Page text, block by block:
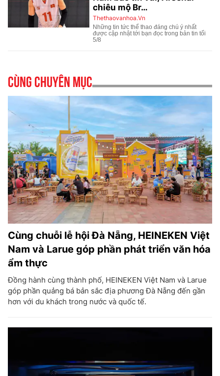
Cùng chuyên mục
Cùng chuỗi lễ hội Đà Nẵng, HEINEKEN Việt
Nam và Larue góp phần phát triển văn hóa
ẩm thực
Đồng hành cùng thành phố, HEINEKEN Việt Nam và Larue
góp phần quảng bá bản sắc địa phương Đà Nẵng đến gần
hơn với du khách trong nước và quốc tế.